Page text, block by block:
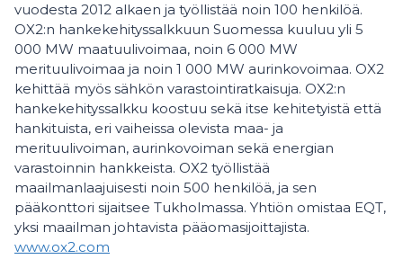
vuodesta 2012 alkaen ja työllistää noin 100 henkilöä.
OX2:n hankekehityssalkkuun Suomessa kuuluu yli 5
000 MW maatuulivoimaa, noin 6 000 MW
merituulivoimaa ja noin 1 000 MW aurinkovoimaa. OX2
kehittää myös sähkön varastointiratkaisuja. OX2:n
hankekehityssalkku koostuu sekä itse kehitetyistä että
hankituista, eri vaiheissa olevista maa- ja
merituulivoiman, aurinkovoiman sekä energian
varastoinnin hankkeista. OX2 työllistää
maailmanlaajuisesti noin 500 henkilöä, ja sen
pääkonttori sijaitsee Tukholmassa. Yhtiön omistaa EQT,
yksi maailman johtavista pääomasijoittajista.
www.ox2.com